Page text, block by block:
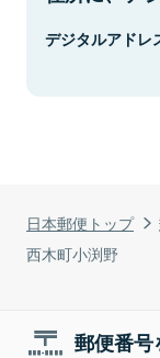
日本郵便トップ
西木町小渕野
デジタルアドレ
郵便番号